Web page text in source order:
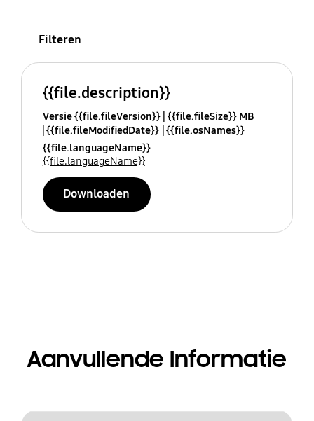
Filteren
{{file.description}}
Versie {{file.fileVersion}} {{file.fileSize}} MB
{{file.fileModifiedDate}} {{file.osNames}}
{{file.languageName}}
{{file.languageName}}
Downloaden
Aanvullende Informatie